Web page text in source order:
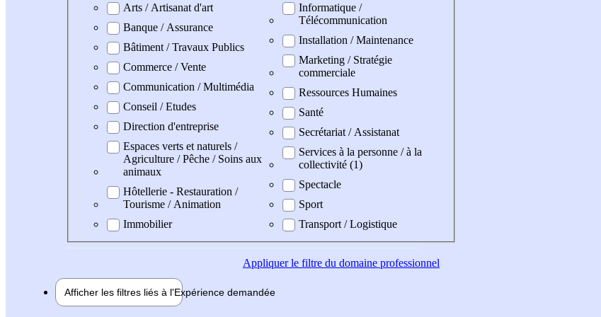
Arts / Artisanat d'art
Banque / Assurance
Bâtiment / Travaux Publics
Commerce / Vente
Communication / Multimédia
Conseil / Etudes
Direction d'entreprise
Espaces verts et naturels /
Agriculture / Pêche / Soins aux
animaux
Hôtellerie - Restauration /
Tourisme / Animation
Immobilier
Informatique /
Télécommunication
Installation / Maintenance
Marketing / Stratégie
commerciale
Ressources Humaines
Santé
Secrétariat / Assistanat
Services à la personne / à la
collectivité (1)
Spectacle
Sport
Transport / Logistique
Appliquerle filtre du domaine professionnel
Afficher les filtres liés à l'Expérience demandée